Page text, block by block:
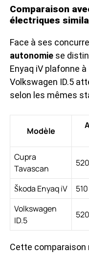
Comparaison
électriques
Face à ses
autonomie se
Enyaq iV plafonne
Volkswagen ID.5
selon les mêmes
Modèle
Cupra
Tavascan
Škoda Enyaq iV
Volkswagen
ID.5
Cette comparaison